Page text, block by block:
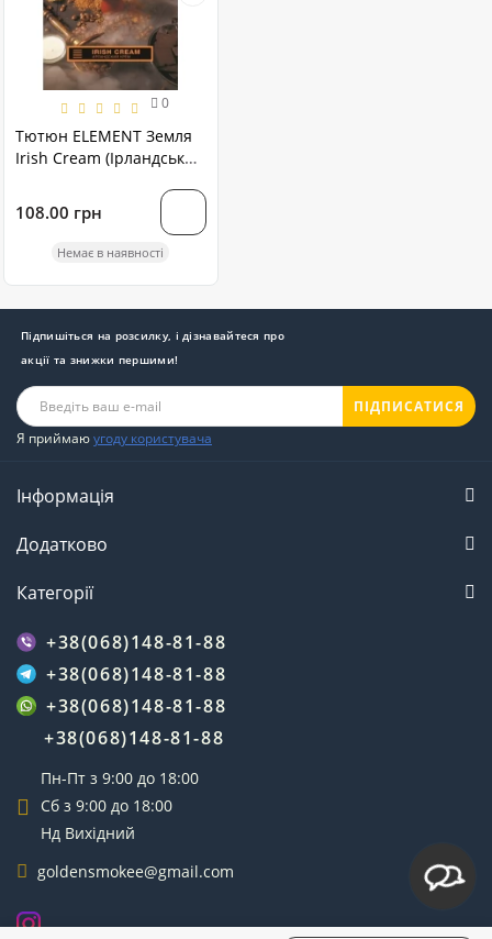
0
Тютюн ELEMENT Земля
Irish Cream (Ірландський
108.00 грн
Немає в наявності
Підпишіться на розсилку, і дізнавайтеся про
акції та знижки першими!
ПІДПИСАТИСЯ
Я приймаюугоду користувача
Інформація
Додатково
Категорії
+38(068)148-81-88
+38(068)148-81-88
+38(068)148-81-88
+38(068)148-81-88
Пн-Пт з 9:00 до 18:00
Сб з 9:00 до 18:00
Нд Вихідний
goldensmokee@gmail.com